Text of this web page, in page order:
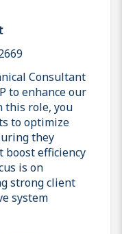
Consultant
to enhance our
this role, you
to optimize
they
boost efficiency
is on
strong client
system